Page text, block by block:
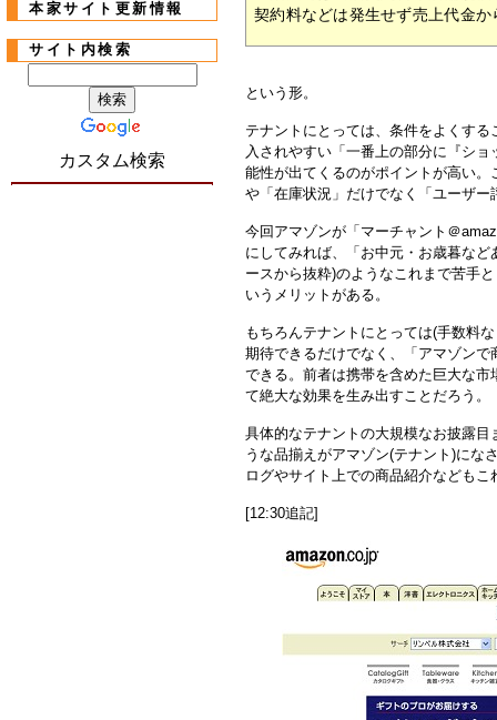
契約料などは発生せず売上代金
という形。
テナントにとっては、条件をよくす
入されやすい「一番上の部分に『シ
能性が出てくるのがポイントが高い
や「在庫状況」だけでなく「ユーザ
今回アマゾンが「マーチャント＠
にしてみれば、「お中元・お歳暮な
ースから抜粋)のようなこれまで苦手
いうメリットがある。
もちろんテナントにとっては(手数料
期待できるだけでなく、「アマゾン
できる。前者は携帯を含めた巨大な
て絶大な効果を生み出すことだろう。
具体的なテナントの大規模なお披露
うな品揃えがアマゾン(テナント)にな
ログやサイト上での商品紹介なども
[12:30追記]
本家サイト更新情報
サイト内検索
カスタム検索